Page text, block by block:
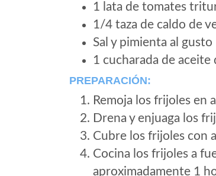
1 lata de tomates
1/4 taza de caldo de
Sal y pimienta al gusto
1 cucharada de aceite
PREPARACIÓN:
Remoja los frijoles en
Drena y enjuaga los
Cubre los frijoles con
Cocina los frijoles a
aproximadamente 1